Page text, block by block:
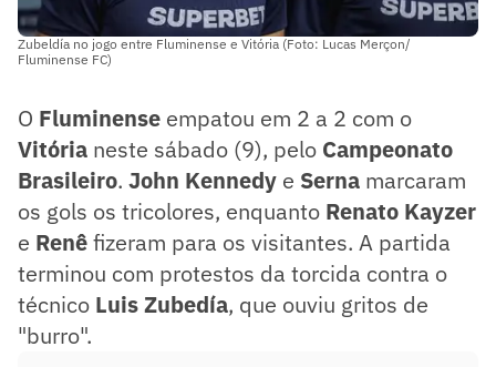
Zubeldía no jogo entre Fluminense e Vitória (Foto: Lucas Merçon/
Fluminense FC)
O Fluminense empatou em 2 a 2 com o
Vitória neste sábado (9), pelo Campeonato
Brasileiro. John Kennedy e Serna marcaram
os gols os tricolores, enquanto Renato Kayzer
e Renêfizeram para os visitantes. A partida
terminou com protestos da torcida contra o
técnico Luis Zubedía, que ouviu gritos de
"burro".